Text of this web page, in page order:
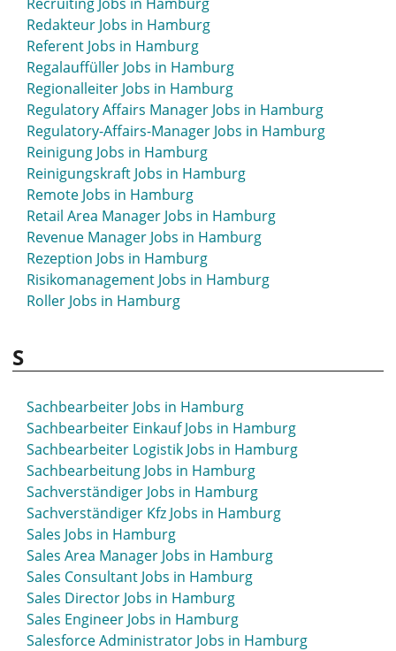
Praxisanleiter Jobs in Hamburg
Pressereferent Jobs in Hamburg
Pressesprecher Jobs in Hamburg
Pr Manager Jobs in Hamburg
PR-Manager Jobs in Hamburg
Product Designer Jobs in Hamburg
Product Owner Jobs in Hamburg
Produktion Jobs in Hamburg
Produktioner Jobs in Hamburg
Produktionshelfer Jobs in Hamburg
Produktionsmitarbeiter Jobs in Hamburg
Produktionsplanung Jobs in Hamburg
Produktmanager Jobs in Hamburg
Professor Jobs in Hamburg
Programmierer Jobs in Hamburg
Projektentwickler Immobilien Jobs in Hamburg
Projektleiter Jobs in Hamburg
Projektleitung Jobs in Hamburg
Projektmanagement Jobs in Hamburg
Projektmanager Jobs in Hamburg
Projektmitarbeiter Jobs in Hamburg
Promoterin Jobs in Hamburg
Psychologe Jobs in Hamburg
Psychotherapeut Jobs in Hamburg
Public Relations Jobs in Hamburg
Public Relations Manager Jobs in Hamburg
Public-Relations-Manager Jobs in Hamburg
Redakteur Jobs in Hamburg
Referent Jobs in Hamburg
Regalauffüller Jobs in Hamburg
Regionalleiter Jobs in Hamburg
Regulatory Affairs Manager Jobs in Hamburg
Regulatory-Affairs-Manager Jobs in Hamburg
Reinigung Jobs in Hamburg
Reinigungskraft Jobs in Hamburg
Remote Jobs in Hamburg
Retail Area Manager Jobs in Hamburg
Revenue Manager Jobs in Hamburg
Rezeption Jobs in Hamburg
Risikomanagement Jobs in Hamburg
Roller Jobs in Hamburg
S
Sachbearbeiter Jobs in Hamburg
Sachbearbeiter Einkauf Jobs in Hamburg
Sachbearbeiter Logistik Jobs in Hamburg
Sachbearbeitung Jobs in Hamburg
Sachverständiger Jobs in Hamburg
Sachverständiger Kfz Jobs in Hamburg
Sales Jobs in Hamburg
Sales Area Manager Jobs in Hamburg
Sales Consultant Jobs in Hamburg
Sales Director Jobs in Hamburg
Sales Engineer Jobs in Hamburg
Salesforce Administrator Jobs in Hamburg